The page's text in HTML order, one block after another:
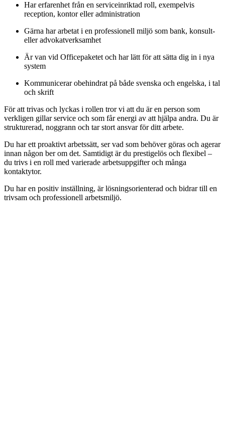
Har erfarenhet från en serviceinriktad roll, exempelvis
reception, kontor eller administration
Gärna har arbetat i en professionell miljö som bank, konsult-
eller advokatverksamhet
Är van vid Officepaketet och har lätt för att sätta dig in i nya
system
Kommunicerar obehindrat på både svenska och engelska, i tal
och skrift
För att trivas och lyckas i rollen tror vi att du är en person som
verkligen gillar service och som får energi av att hjälpa andra. Du är
strukturerad, noggrann och tar stort ansvar för ditt arbete.
Du har ett proaktivt arbetssätt, ser vad som behöver göras och agerar
innan någon ber om det. Samtidigt är du prestigelös och flexibel –
du trivs i en roll med varierade arbetsuppgifter och många
kontaktytor.
Du har en positiv inställning, är lösningsorienterad och bidrar till en
trivsam och professionell arbetsmiljö.